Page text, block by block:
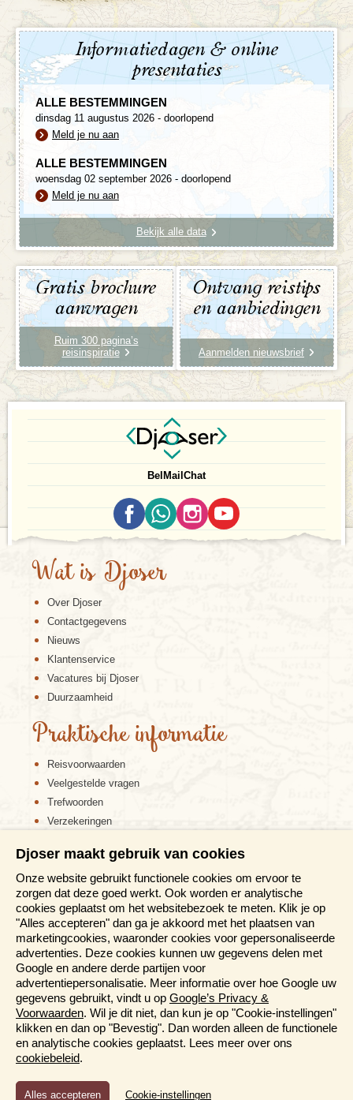
Informatiedagen & online
presentaties
ALLE BESTEMMINGEN
dinsdag 11 augustus 2026 - doorlopend
Meld je nu aan
ALLE BESTEMMINGEN
woensdag 02 september 2026 - doorlopend
Meld je nu aan
Bekijk alle data
Gratis brochure
aanvragen
Ruim 300 pagina’s
reisinspiratie
Ontvang reistips
en aanbiedingen
Aanmelden nieuwsbrief
BelMailChat
Wat is Djoser
Over Djoser
Contactgegevens
Nieuws
Klantenservice
Vacatures bij Djoser
Duurzaamheid
Praktische informatie
Reisvoorwaarden
Veelgestelde vragen
Trefwoorden
Verzekeringen
Disclaimer
Cookiebeleid
Privacy verklaring
Reis en boek met Djoser zekerheid
Meer weten?
Brochure aanvragen
Presentaties en Informatiedagen
Magazine
Aanmelden nieuwsbrief
Djoser maakt gebruik van cookies
Onze website gebruikt functionele cookies om ervoor te
zorgen dat deze goed werkt. Ook worden er analytische
cookies geplaatst om het websitebezoek te meten. Klik je op
"Alles accepteren" dan ga je akkoord met het plaatsen van
marketingcookies, waaronder cookies voor gepersonaliseerde
advertenties. Deze cookies kunnen uw gegevens delen met
Google en andere derde partijen voor
advertentiepersonalisatie. Meer informatie over hoe Google uw
gegevens gebruikt, vindt u op Google’s Privacy &
Voorwaarden. Wil je dit niet, dan kun je op "Cookie-instellingen"
klikken en dan op "Bevestig". Dan worden alleen de functionele
en analytische cookies geplaatst. Lees meer over ons
cookiebeleid.
Functioneel en Analytisch
Cookie-instellingen